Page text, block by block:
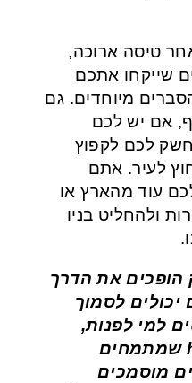
טיסה ארוכה,
שייקחו אתכם
מיוחדים. גם
אם יש לכם
לכם לקפוץ
לעיר. אתם
עוד מהארץ או
ולהחליט בניו
הופכים את הדרך
יכולים לסמוך
למי לפנות,
שמתמחים
מוסמכים